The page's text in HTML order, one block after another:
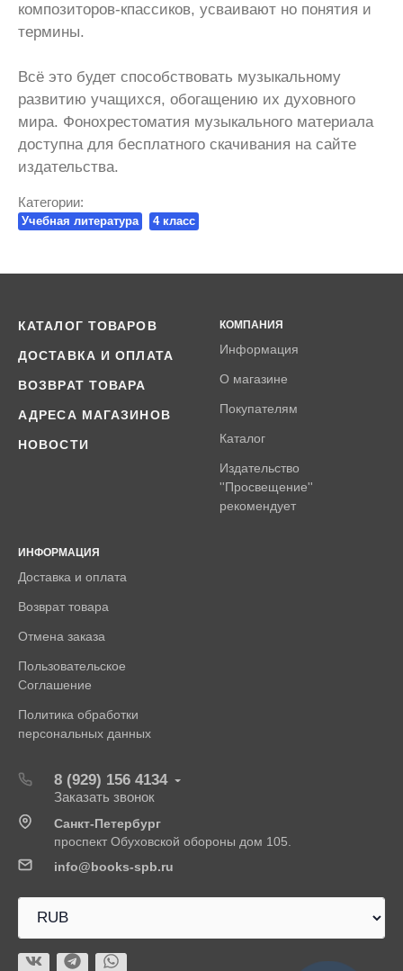
композиторов-кпассиков, усваивают но понятия и
термины.
Всё это будет способствовать музыкальному
развитию учащихся, обогащению их духовного
мира. Фонохрестоматия музыкального материала
доступна для бесплатного скачивания на сайте
издательства.
Категории:
Учебная литература 4 класс
КАТАЛОГ ТОВАРОВ
ДОСТАВКА И ОПЛАТА
ВОЗВРАТ ТОВАРА
АДРЕСА МАГАЗИНОВ
НОВОСТИ
КОМПАНИЯ
Информация
О магазине
Покупателям
Каталог
Издательство
''Просвещение''
рекомендует
ИНФОРМАЦИЯ
Доставка и оплата
Возврат товара
Отмена заказа
Пользовательское
Соглашение
Политика обработки
персональных данных
8 (929) 156 4134
Заказать звонок
Санкт-Петербург
проспект Обуховской обороны дом 105.
info@books-spb.ru